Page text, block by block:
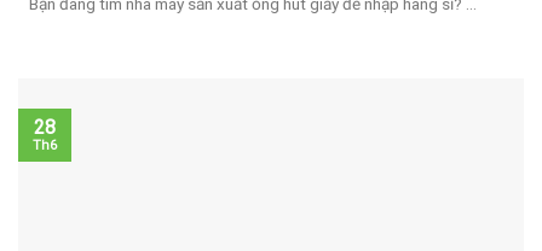
Bạn đang tìm nhà máy sản xuất ống hút giấy để nhập hàng sỉ? ...
28
Th6